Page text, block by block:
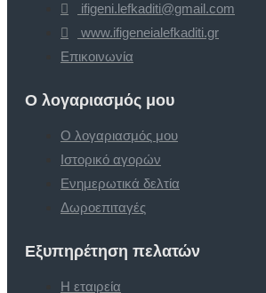
ifigeni.lefkaditi@gmail.com
www.ifigeneialefkaditi.gr
Επικοινωνία
Ο λογαριασμός μου
Ο λογαριασμός μου
Ιστορικό αγορών
Ενημερωτικά δελτία
Δωροεπιταγές
Εξυπηρέτηση πελατών
Η εταιρεία